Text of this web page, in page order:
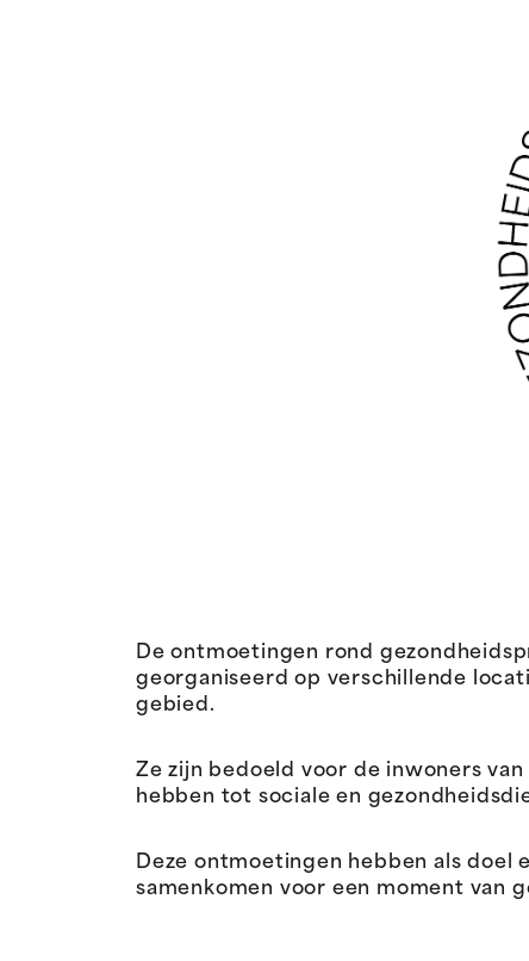
De ontmoetingen rond
georganiseerd op verschillende
gebied.
Ze zijn bedoeld voor de inwoners
hebben tot sociale en
Deze ontmoetingen hebben als
samenkomen voor een moment van